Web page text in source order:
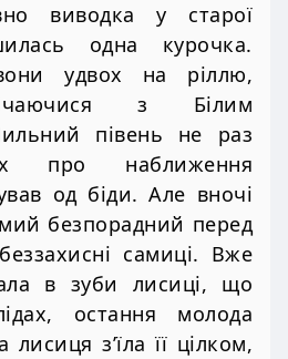
виводка у старої
одна курочка.
удвох на ріллю,
з Білим
півень не раз
про наближення
од біди. Але вночі
безпорадний перед
самиці. Вже
в зуби лисиці, що
остання молода
з’їла її цілком,